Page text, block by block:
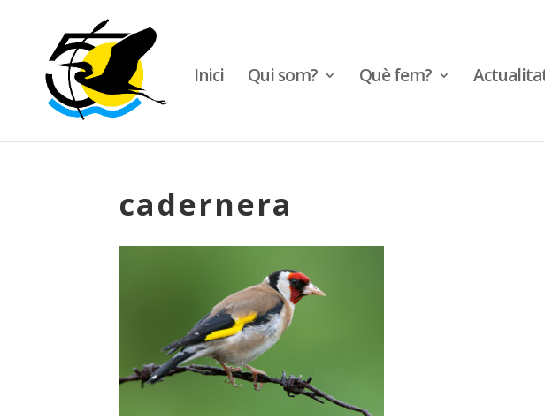
Inici Qui som? Què fem?
cadernera